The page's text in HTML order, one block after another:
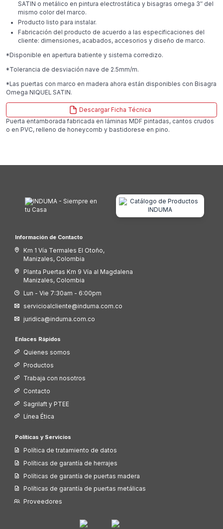
SATIN o metálico en pintura electrostática y bisagras omega 3″ del
mismo color del marco.
Producto listo para instalar.
Fabricación del producto de acuerdo a las especificaciones del
cliente: dimensiones, acabados, accesorios y diseño de marco.
*Disponible en apertura batiente y sistema corredizo.
*Tolerancia de desviación nave de 2.5mm/m.
*Las puertas con marco en madera ahora están disponibles con Bisagra
Omega NIQUEL SATIN.
Descargar Ficha Técnica
Puerta entamborada fabricada en láminas MDF pintadas, cantos crudos
o en PVC, relleno de honeycomb y bastidorese en pino.
Información de Contacto
Km 1 Vía Termales El Otoño,
Manizales, Colombia
Planta Puertas Km 9 Vía al Magdalena
Manizales, Colombia
Lun - Vie 7:30am - 6:00pm
servicioalcliente@induma.com.co
juridica@induma.com.co
Enlaces Rápidos
Quienes somos
Productos
Trabaja con nosotros
Contacto
Sagrilaft y PTEE
Línea Ética
Políticas y Servicios
Política de tratamiento de datos
Políticas de garantía de herrajes
Políticas de garantía de puertas madera
Políticas de garantía de puertas metálicas
Proveedores